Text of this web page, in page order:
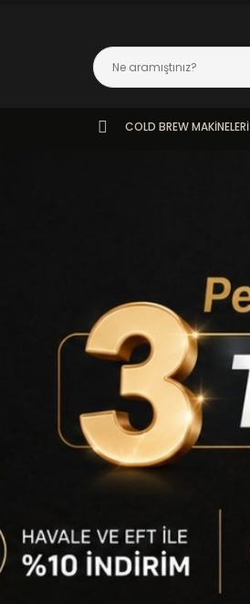
COLD BREW MAKİNELERİ